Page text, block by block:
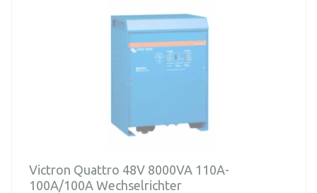
Victron Quattro 48V 8000VA 110A-
100A/100A Wechselrichter